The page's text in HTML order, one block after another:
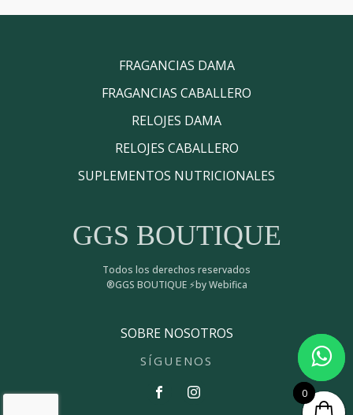
FRAGANCIAS DAMA
FRAGANCIAS CABALLERO
RELOJES DAMA
RELOJES CABALLERO
SUPLEMENTOS NUTRICIONALES
GGS BOUTIQUE
Todos los derechos reservados
®GGS BOUTIQUE ⚡by Webifica
SOBRE NOSOTROS
SÍGUENOS
0
0